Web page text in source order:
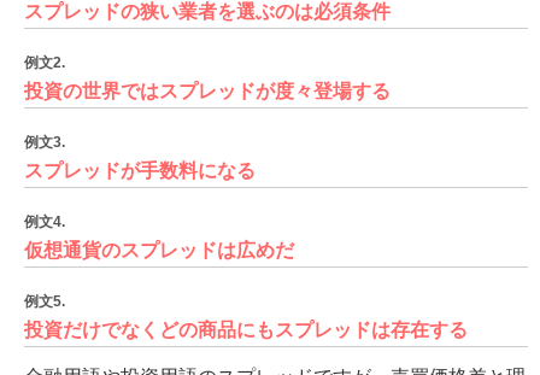
スプレッドの狭い業者を選ぶのは必須条件
例文2.
投資の世界ではスプレッドが度々登場する
例文3.
スプレッドが手数料になる
例文4.
仮想通貨のスプレッドは広めだ
例文5.
投資だけでなくどの商品にもスプレッドは存在する